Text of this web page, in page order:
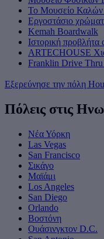
Το Μουσείο Καλών
Εργοστάσιο
Kemah Boardwalk
Ιστορική
ARTECHOUSE
Franklin Drive Thru
Εξερεύνησε την πόλη
Πόλεις στις
Νέα Υόρκη
Las Vegas
San Francisco
Σικάγο
Μαϊάμι
Los Angeles
San Diego
Orlando
Βοστόνη
Ουάσινγκτον D.C.